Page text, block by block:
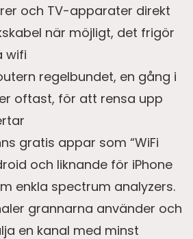
och TV-apparater direkt
när möjligt, det frigör
wifi
regelbundet, en gång i
oftast, för att rensa upp
gratis appar som “WiFi
och liknande för iPhone
enkla spectrum analyzers.
grannarna använder och
en kanal med minst